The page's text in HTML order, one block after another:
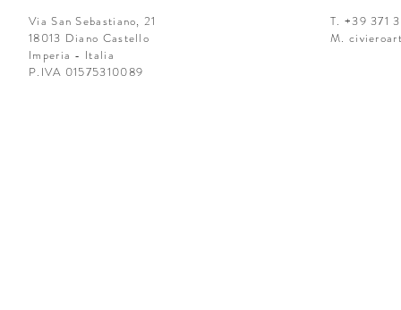
Via San Sebastiano, 21
18013 Diano Castello
Imperia - Italia
P.IVA 01575310089
T. +39 371
M.